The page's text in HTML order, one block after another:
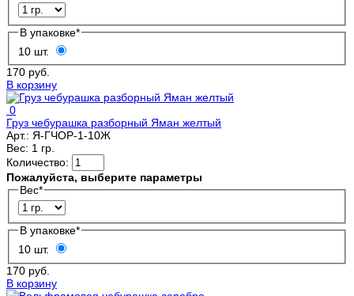
В упаковке*
10 шт.
170 руб.
В корзину
0
Груз чебурашка разборный Яман желтый
Арт.: Я-ГЧОР-1-10Ж
Вес: 1 гр.
Количество:
Пожалуйста, выберите параметры
Вес*
В упаковке*
10 шт.
170 руб.
В корзину